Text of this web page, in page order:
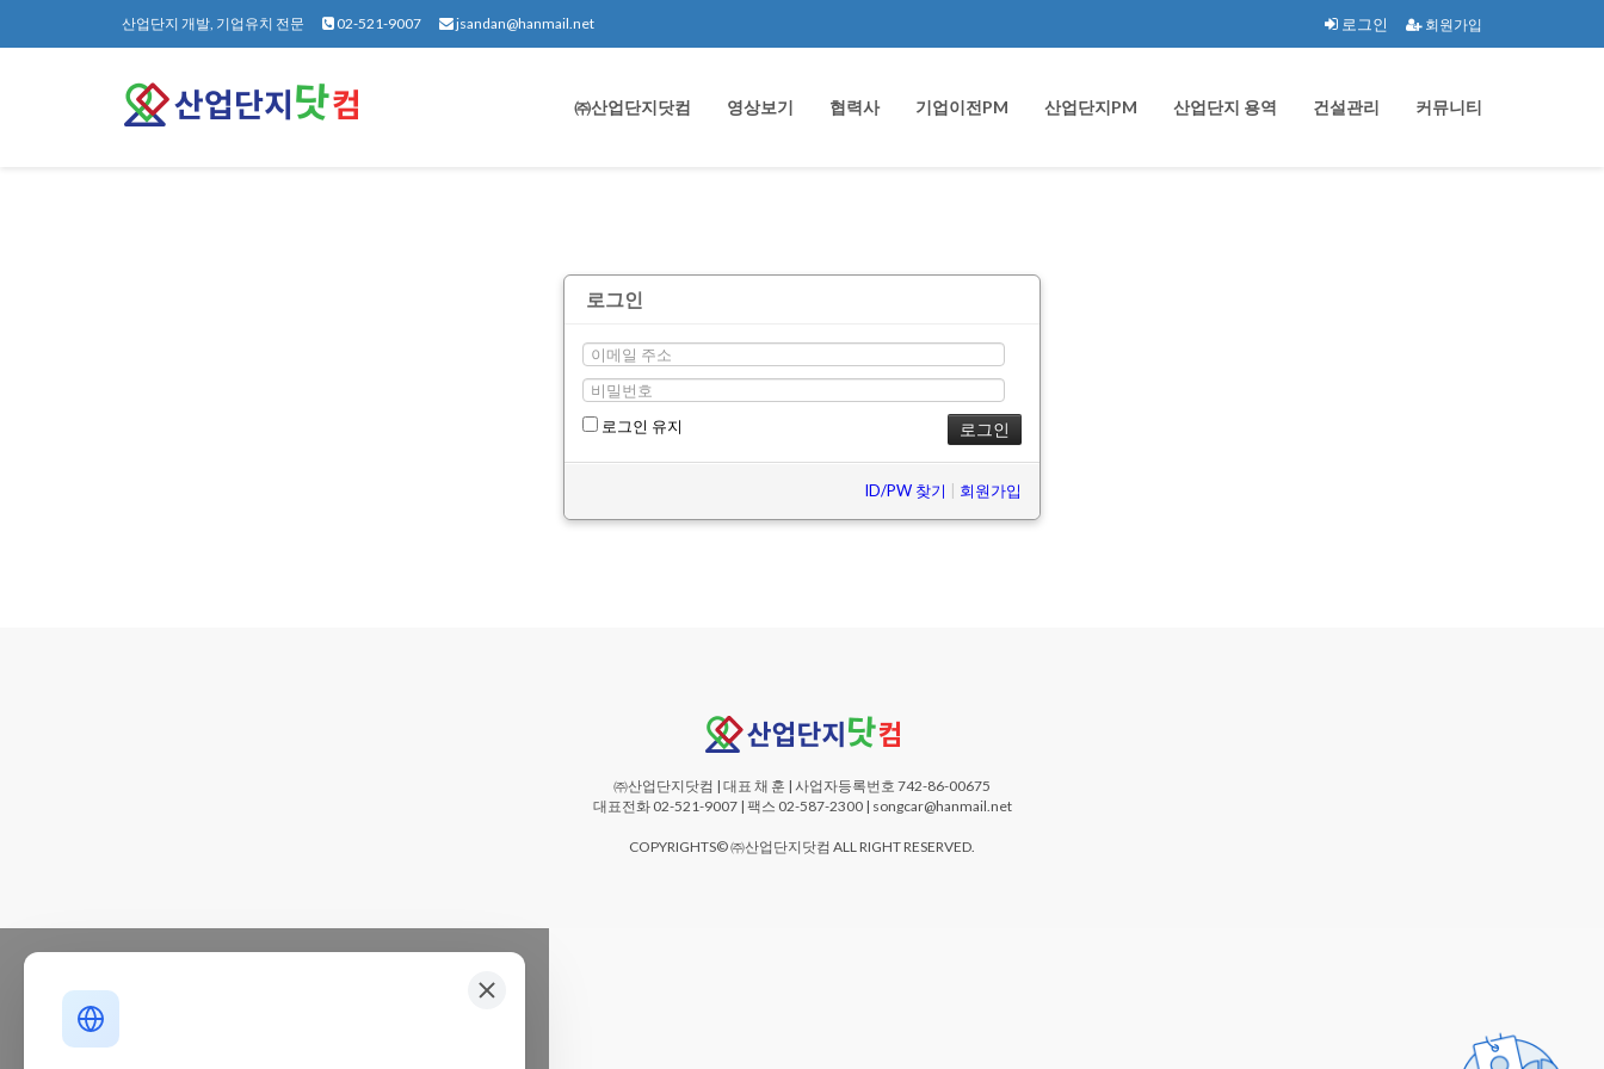
산업단지 개발, 기업유치 전문 02-521-9007 jsandan@hanmail.net 로그인 회원가입
㈜산업단지닷컴 영상보기 협력사 기업이전PM 산업단지PM 산업단지 용역 건설관리 커뮤니티
로그인
로그인 유지
ID/PW 찾기 회원가입
㈜산업단지닷컴 | 대표 채 훈 | 사업자등록번호 742-86-00675
대표전화 02-521-9007 | 팩스 02-587-2300 | songcar@hanmail.net
COPYRIGHTS© ㈜산업단지닷컴 ALL RIGHT RESERVED.